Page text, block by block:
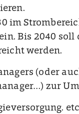
im
Bis 2040
werden.
(oder
zur